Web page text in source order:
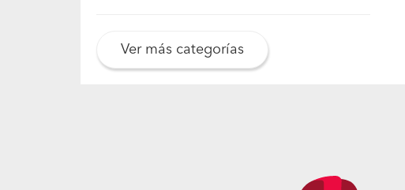
Ver más categorías